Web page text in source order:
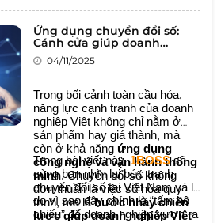
Ứng dụng chuyển đổi số:
Cánh cửa giúp doanh
nghiệp Việt vươn ra thế giới
04/11/2025
Trong bối cảnh toàn cầu hóa,
năng lực cạnh tranh của doanh
nghiệp Việt không chỉ nằm ở
sản phẩm hay giá thành, mà
còn ở khả năng ứng dụng
công nghệ và vận hành thông
minh. Chuyển đổi số không
đơn thuần là việc số hóa quy
trình, mà làbước nhảy chiến
lược giúp doanh nghiệp Việt
Trong bài viết này,1BOSSsẽ
cùng bạn nhìn lại bức tranh
chuyển đổi số tại Việt Nam và lý
do vì sao đây chính là “tấm hộ
chiếu” để doanh nghiệp vươn ra